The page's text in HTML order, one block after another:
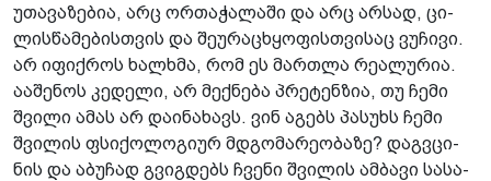
უ­თა­ვა­ზე­ბია, არც ორ­თა­ჭა­ლა­ში და არც არ­სად, ცი­
ლის­წა­მე­ბის­თვის და შე­უ­რა­ცხყო­ფის­თვი­საც ვუ­ჩი­ვი.
არ იფიქ­როს ხალ­ხმა, რომ ეს მარ­თლა რე­ა­ლუ­რია.
აა­შე­ნოს კე­დე­ლი, არ მექ­ნე­ბა პრე­ტენ­ზია, თუ ჩემი
შვი­ლი ამას არ და­ი­ნა­ხავს. ვინ აგებს პა­სუხს ჩემი
შვი­ლის ფსი­ქო­ლო­გი­ურ მდგო­მა­რე­ო­ბა­ზე? დაგ­ვცი­
ნის და აბუ­ჩად გვიგ­დებს ჩვე­ნი შვი­ლის ამ­ბა­ვი სა­სა­